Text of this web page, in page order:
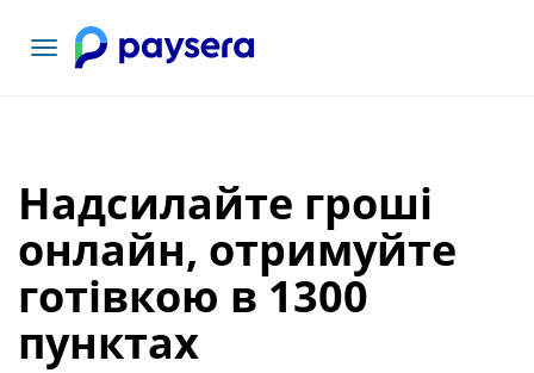
Переключити
навігацію
Надсилайте гроші
онлайн, отримуйте
готівкою в 1300
пунктах